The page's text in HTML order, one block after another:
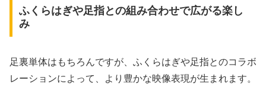
ふくらはぎや足指との組み合わせで広がる楽し
み
足裏単体はもちろんですが、ふくらはぎや足指とのコラボ
レーションによって、より豊かな映像表現が生まれます。